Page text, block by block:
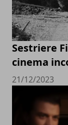
Sestriere
cinema
21/12/2023